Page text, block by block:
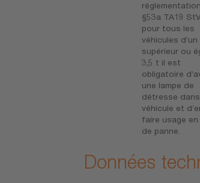
réglementation
§53a TA19
pour tous les
véhicules
supérieur ou
3,5 t il est
obligatoire
une lampe de
détresse
véhicule et
faire usage en
de panne.
Données